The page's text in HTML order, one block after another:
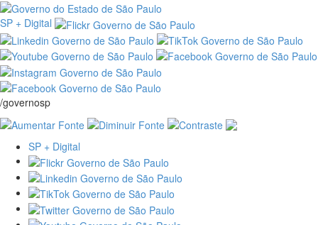
SP + Digital
/governosp
SP + Digital